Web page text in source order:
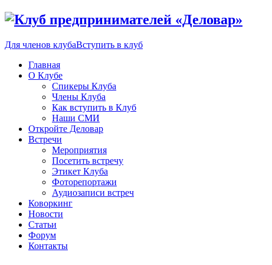
Для членов клубаВступить в клуб
Главная
О Клубе
Спикеры Клуба
Члены Клуба
Как вступить в Клуб
Наши СМИ
Откройте Деловар
Встречи
Мероприятия
Посетить встречу
Этикет Клуба
Фоторепортажи
Аудиозаписи встреч
Коворкинг
Новости
Статьи
Форум
Контакты